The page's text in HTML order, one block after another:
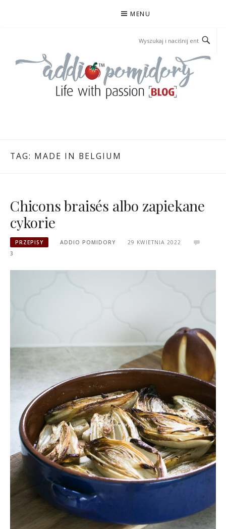
MENU
TAG: MADE IN BELGIUM
Chicons braisés albo zapiekane
cykorie
PRZEPISY ADDIO POMIDORY
29 KWIETNIA 2022
3